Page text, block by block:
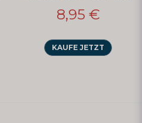
8,95 €
KAUFE JETZT